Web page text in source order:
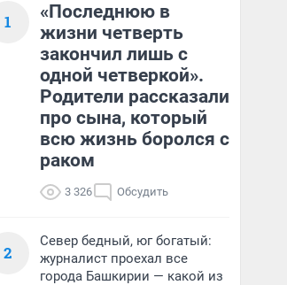
1
«Последнюю в
жизни четверть
закончил лишь с
одной четверкой».
Родители рассказали
про сына, который
всю жизнь боролся с
раком
3 326 Обсудить
2
Север бедный, юг богатый:
журналист проехал все
города Башкирии — какой из